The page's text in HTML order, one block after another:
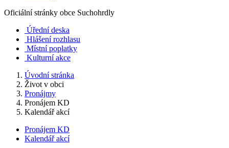
Oficiální stránky obce Suchohrdly
Úřední deska
Hlášení rozhlasu
Místní poplatky
Kulturní akce
Úvodní stránka
Život v obci
Pronájmy
Pronájem KD
Kalendář akcí
Pronájem KD
Kalendář akcí